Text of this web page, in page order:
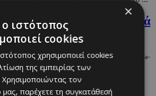
για εξεζητημένα χειμερινά
culture/travel/proorismoi-gia-exezitimena-xeimerina-
Αλπικών προορισμών.
×
ιστότοπος
cookies
χρησιμοποιεί cookies
της εμπειρίας των
τον
μας, παρέχετε τη συγκατάθεσή